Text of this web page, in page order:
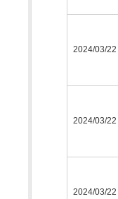
2024/03/22
2024/03/22
2024/03/22